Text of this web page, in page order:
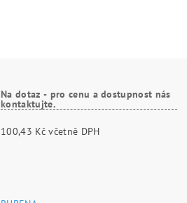
Na dotaz - pro cenu a dostupnost nás
kontaktujte.
100,43 Kč včetně DPH